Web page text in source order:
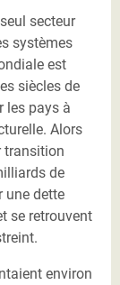
secteur
systèmes
est
siècles de
les pays à
Alors
transition
de
une dette
se retrouvent
environ